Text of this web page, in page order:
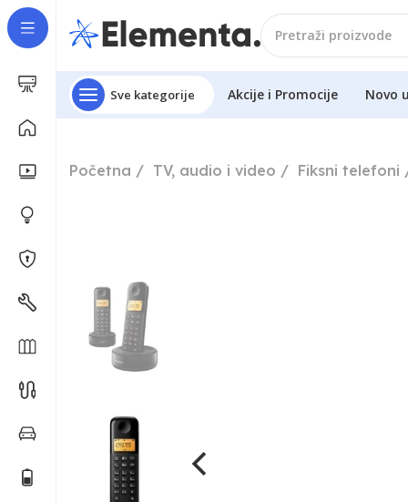
Sve kategorije Akcije i Promocije Novo
Početna TV, audio i video Fiksni telefoni